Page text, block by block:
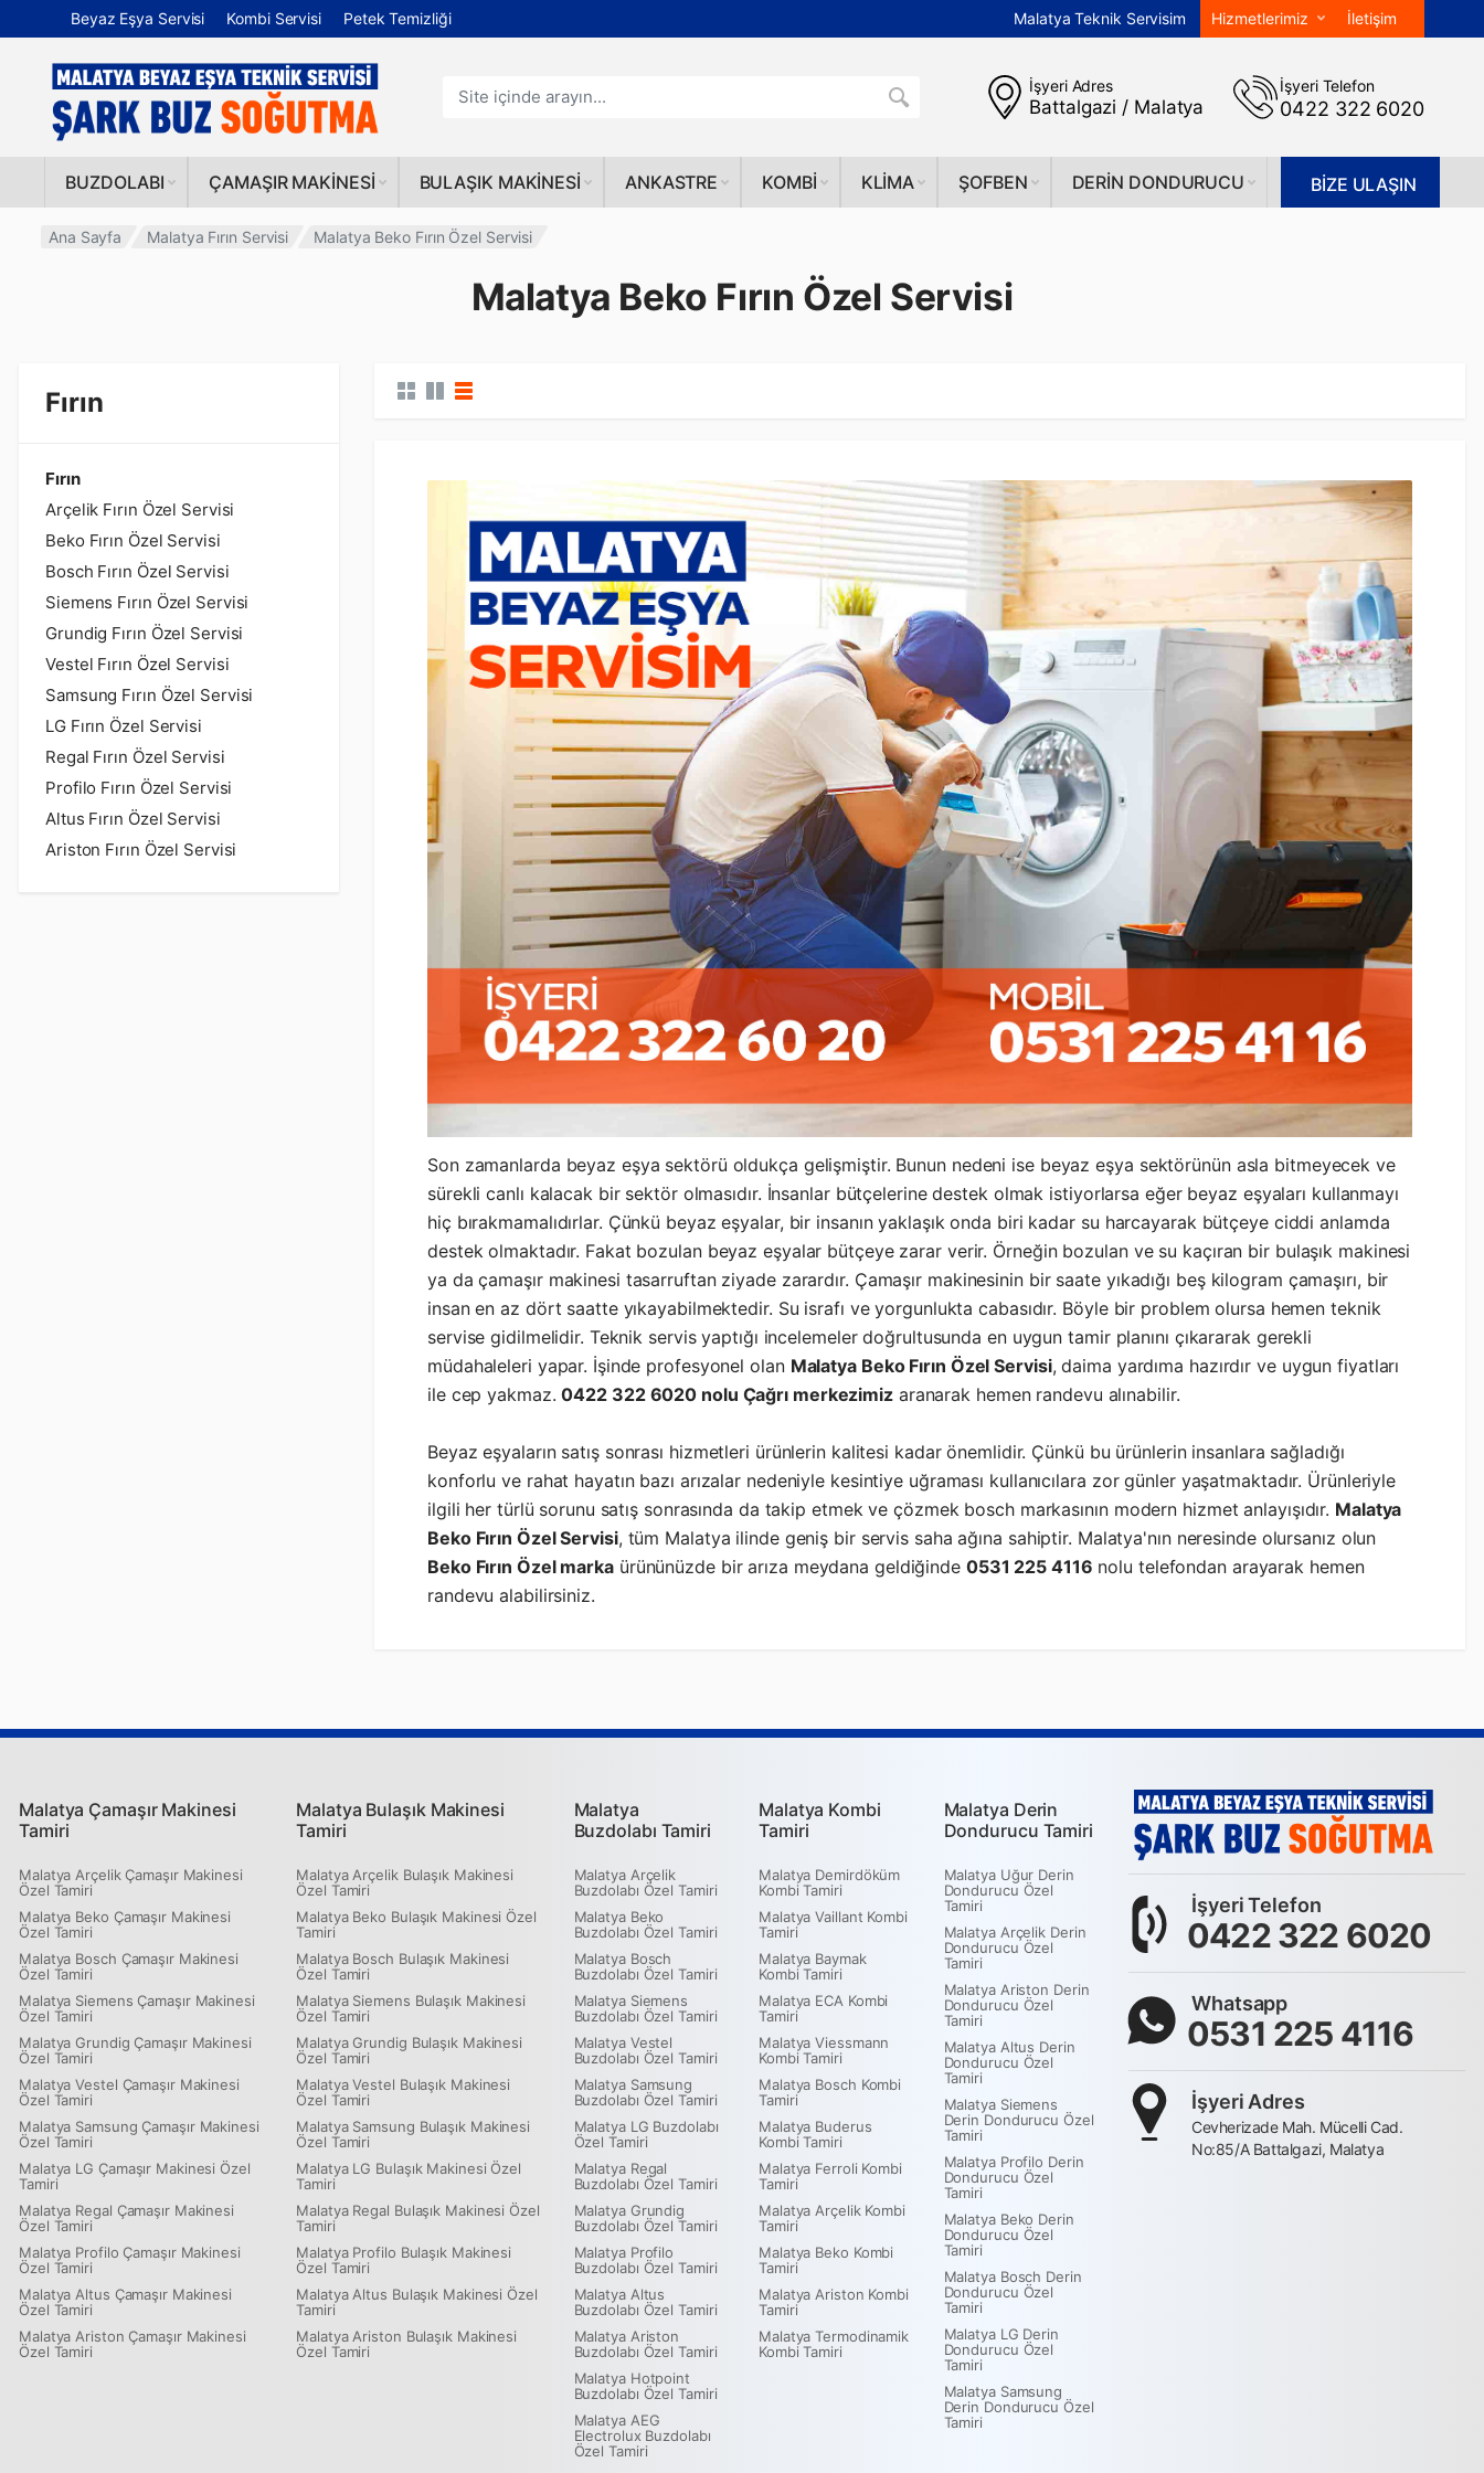
Beyaz Eşya Servisi Kombi Servisi Petek Temizliği Malatya Teknik Servisim Hizmetlerimiz İletişim
BUZDOLABI ÇAMAŞIR MAKINESI BULAŞIK MAKINESI ANKASTRE KOMBI KLIMA ŞOFBEN DERIN DONDURUCU BİZE ULAŞIN
İşyeri Adres
Battalgazi / Malatya
İşyeri Telefon
0422 322 6020
Ana Sayfa Malatya Fırın Servisi Malatya Beko Fırın Özel Servisi
Malatya Beko Fırın Özel Servisi
Fırın
Fırın
Arçelik Fırın Özel Servisi
Beko Fırın Özel Servisi
Bosch Fırın Özel Servisi
Siemens Fırın Özel Servisi
Grundig Fırın Özel Servisi
Vestel Fırın Özel Servisi
Samsung Fırın Özel Servisi
LG Fırın Özel Servisi
Regal Fırın Özel Servisi
Profilo Fırın Özel Servisi
Altus Fırın Özel Servisi
Ariston Fırın Özel Servisi
Son zamanlarda beyaz eşya sektörü oldukça gelişmiştir. Bunun nedeni ise beyaz eşya sektörünün asla bitmeyecek ve
sürekli canlı kalacak bir sektör olmasıdır. İnsanlar bütçelerine destek olmak istiyorlarsa eğer beyaz eşyaları kullanmayı
hiç bırakmamalıdırlar. Çünkü beyaz eşyalar, bir insanın yaklaşık onda biri kadar su harcayarak bütçeye ciddi anlamda
destek olmaktadır. Fakat bozulan beyaz eşyalar bütçeye zarar verir. Örneğin bozulan ve su kaçıran bir bulaşık makinesi
ya da çamaşır makinesi tasarruftan ziyade zarardır. Çamaşır makinesinin bir saate yıkadığı beş kilogram çamaşırı, bir
insan en az dört saatte yıkayabilmektedir. Su israfı ve yorgunlukta cabasıdır. Böyle bir problem olursa hemen teknik
servise gidilmelidir. Teknik servis yaptığı incelemeler doğrultusunda en uygun tamir planını çıkararak gerekli
müdahaleleri yapar. İşinde profesyonel olan Malatya Beko Fırın Özel Servisi, daima yardıma hazırdır ve uygun fiyatları
ile cep yakmaz.0422 322 6020 nolu Çağrı merkezimizaranarak hemen randevu alınabilir.
Beyaz eşyaların satış sonrası hizmetleri ürünlerin kalitesi kadar önemlidir. Çünkü bu ürünlerin insanlara sağladığı
konforlu ve rahat hayatın bazı arızalar nedeniyle kesintiye uğraması kullanıcılara zor günler yaşatmaktadır. Ürünleriyle
ilgili her türlü sorunu satış sonrasında da takip etmek ve çözmek bosch markasının modern hizmet anlayışıdır. Malatya
Beko Fırın Özel Servisi, tüm Malatya ilinde geniş bir servis saha ağına sahiptir. Malatya'nın neresinde olursanız olun
Beko Fırın Özel markaürününüzde bir arıza meydana geldiğinde 0531 225 4116 nolu telefondan arayarak hemen
randevu alabilirsiniz.
Malatya Çamaşır Makinesi
Tamiri
Malatya Arçelik Çamaşır Makinesi
Özel Tamiri
Malatya Beko Çamaşır Makinesi
Özel Tamiri
Malatya Bosch Çamaşır Makinesi
Özel Tamiri
Malatya Siemens Çamaşır Makinesi
Özel Tamiri
Malatya Grundig Çamaşır Makinesi
Özel Tamiri
Malatya Vestel Çamaşır Makinesi
Özel Tamiri
Malatya Samsung Çamaşır Makinesi
Özel Tamiri
Malatya LG Çamaşır Makinesi Özel
Tamiri
Malatya Regal Çamaşır Makinesi
Özel Tamiri
Malatya Profilo Çamaşır Makinesi
Özel Tamiri
Malatya Altus Çamaşır Makinesi
Özel Tamiri
Malatya Ariston Çamaşır Makinesi
Özel Tamiri
Malatya Bulaşık Makinesi
Tamiri
Malatya Arçelik Bulaşık Makinesi
Özel Tamiri
Malatya Beko Bulaşık Makinesi Özel
Tamiri
Malatya Bosch Bulaşık Makinesi
Özel Tamiri
Malatya Siemens Bulaşık Makinesi
Özel Tamiri
Malatya Grundig Bulaşık Makinesi
Özel Tamiri
Malatya Vestel Bulaşık Makinesi
Özel Tamiri
Malatya Samsung Bulaşık Makinesi
Özel Tamiri
Malatya LG Bulaşık Makinesi Özel
Tamiri
Malatya Regal Bulaşık Makinesi Özel
Tamiri
Malatya Profilo Bulaşık Makinesi
Özel Tamiri
Malatya Altus Bulaşık Makinesi Özel
Tamiri
Malatya Ariston Bulaşık Makinesi
Özel Tamiri
Malatya
Buzdolabı Tamiri
Malatya Arçelik
Buzdolabı Özel Tamiri
Malatya Beko
Buzdolabı Özel Tamiri
Malatya Bosch
Buzdolabı Özel Tamiri
Malatya Siemens
Buzdolabı Özel Tamiri
Malatya Vestel
Buzdolabı Özel Tamiri
Malatya Samsung
Buzdolabı Özel Tamiri
Malatya LG Buzdolabı
Özel Tamiri
Malatya Regal
Buzdolabı Özel Tamiri
Malatya Grundig
Buzdolabı Özel Tamiri
Malatya Profilo
Buzdolabı Özel Tamiri
Malatya Altus
Buzdolabı Özel Tamiri
Malatya Ariston
Buzdolabı Özel Tamiri
Malatya Hotpoint
Buzdolabı Özel Tamiri
Malatya AEG
Electrolux Buzdolabı
Özel Tamiri
Malatya Kombi
Tamiri
Malatya Demirdöküm
Kombi Tamiri
Malatya Vaillant Kombi
Tamiri
Malatya Baymak
Kombi Tamiri
Malatya ECA Kombi
Tamiri
Malatya Viessmann
Kombi Tamiri
Malatya Bosch Kombi
Tamiri
Malatya Buderus
Kombi Tamiri
Malatya Ferroli Kombi
Tamiri
Malatya Arçelik Kombi
Tamiri
Malatya Beko Kombi
Tamiri
Malatya Ariston Kombi
Tamiri
Malatya Termodinamik
Kombi Tamiri
Malatya Derin
Dondurucu Tamiri
Malatya Uğur Derin
Dondurucu Özel
Tamiri
Malatya Arçelik Derin
Dondurucu Özel
Tamiri
Malatya Ariston Derin
Dondurucu Özel
Tamiri
Malatya Altus Derin
Dondurucu Özel
Tamiri
Malatya Siemens
Derin Dondurucu Özel
Tamiri
Malatya Profilo Derin
Dondurucu Özel
Tamiri
Malatya Beko Derin
Dondurucu Özel
Tamiri
Malatya Bosch Derin
Dondurucu Özel
Tamiri
Malatya LG Derin
Dondurucu Özel
Tamiri
Malatya Samsung
Derin Dondurucu Özel
Tamiri
İşyeri Telefon
0422 322 6020
Whatsapp
0531 225 4116
İşyeri Adres
Cevherizade Mah. Mücelli Cad.
No:85/A Battalgazi, Malatya